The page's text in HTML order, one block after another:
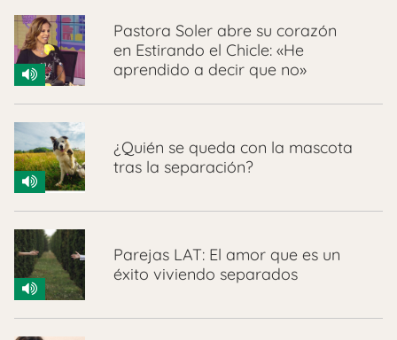
Pastora Soler abre su corazón
en Estirando el Chicle: «He
aprendido a decir que no»
¿Quién se queda con la mascota
tras la separación?
Parejas LAT: El amor que es un
éxito viviendo separados